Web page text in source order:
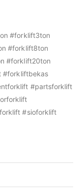
#forklift3ton
#forklift8ton
#forklift20ton
#forkliftbekas
#partsforklift
#sioforklift